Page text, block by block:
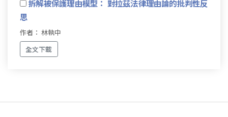
拆解被保護理由模型： 對拉茲法律理由論的批判性反
思
作者： 林執中
全文下載